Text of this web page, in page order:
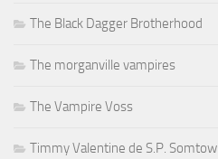
The Black Dagger Brotherhood
The morganville vampires
The Vampire Voss
Timmy Valentine de S.P. Somtow